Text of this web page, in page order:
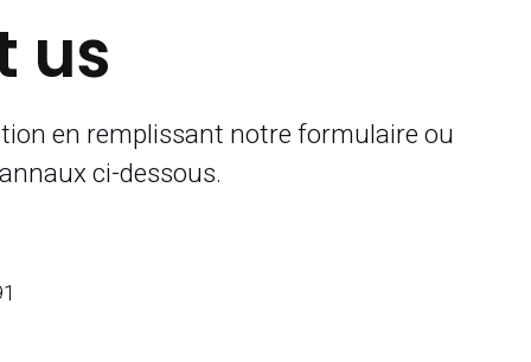
us
en remplissant notre formulaire ou
ci-dessous.